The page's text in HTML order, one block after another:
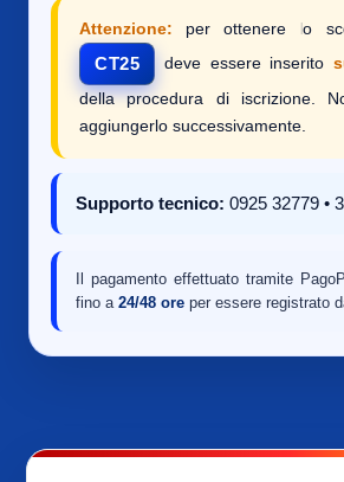
Attenzione: per ottenere lo
CT25 deve essere inserito
della procedura di iscrizione.
aggiungerlo successivamente.
Supporto tecnico: 0925 32779 •
Il pagamento effettuato tramite
fino a 24/48 ore per essere registrato